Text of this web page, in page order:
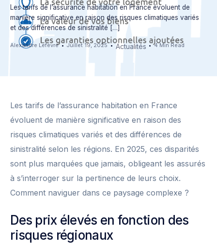
Les tarifs de l’assurance habitation en France évoluent de
manière significative en raison des risques climatiques variés
et des différences de sinistralité […]
Alexandre Lefèvre Juillet 19, 2025 Actualités 4 Min Read
Les tarifs de l’assurance habitation en France
évoluent de manière significative en raison des
risques climatiques variés et des différences de
sinistralité selon les régions. En 2025, ces disparités
sont plus marquées que jamais, obligeant les assurés
à s’interroger sur la pertinence de leurs choix.
Comment naviguer dans ce paysage complexe ?
Des prix élevés en fonction des
risques régionaux